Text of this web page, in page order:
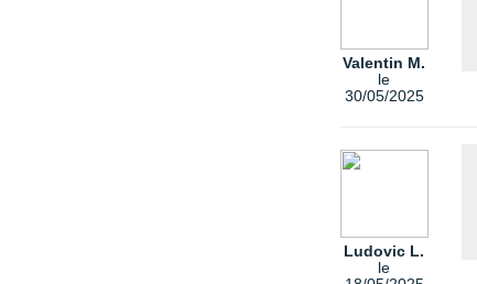
Valentin M.
le
30/05/2025
Ludovic L.
le